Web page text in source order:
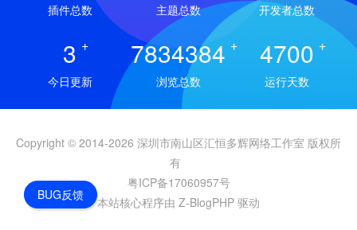
插件总数 主题总数 开发者总数
3 +
今日更新
7834384 +
浏览总数
4700 +
运行天数
Copyright © 2014-2026 深圳市南山区汇恒多辉网络工作室 版权所
有
粤ICP备17060957号
本站核心程序由 Z-BlogPHP 驱动
BUG反馈